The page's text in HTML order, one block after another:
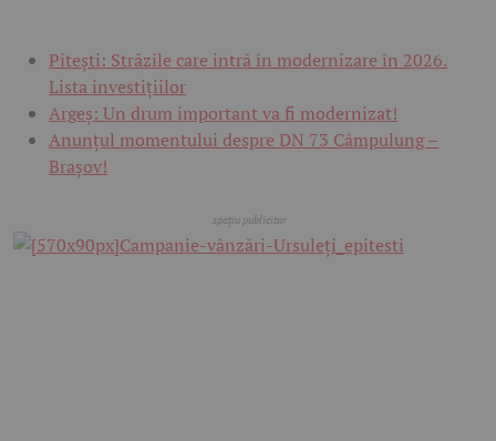
Pitești: Străzile care intră în modernizare în 2026.
Lista investițiilor
Argeș: Un drum important va fi modernizat!
Anunțul momentului despre DN 73 Câmpulung –
Brașov!